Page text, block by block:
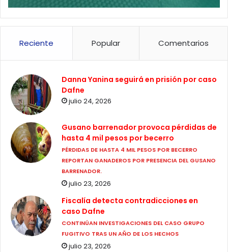
Reciente Popular Comentarios
Danna Yanina seguirá en prisión por caso
Dafne
julio 24, 2026
Gusano barrenador provoca pérdidas de
hasta 4 mil pesos por becerro
PÉRDIDAS DE HASTA 4 MIL PESOS POR BECERRO
REPORTAN GANADEROS POR PRESENCIA DEL GUSANO
BARRENADOR.
julio 23, 2026
Fiscalía detecta contradicciones en
caso Dafne
CONTINÚAN INVESTIGACIONES DEL CASO GRUPO
FUGITIVO TRAS UN AÑO DE LOS HECHOS
julio 23, 2026